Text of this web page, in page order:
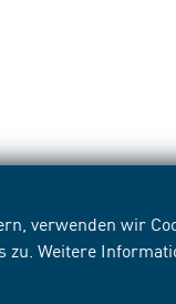
verwenden wir
zu. Weitere